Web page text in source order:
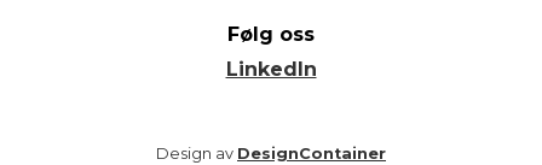
Følg oss
LinkedIn
Design av DesignContainer